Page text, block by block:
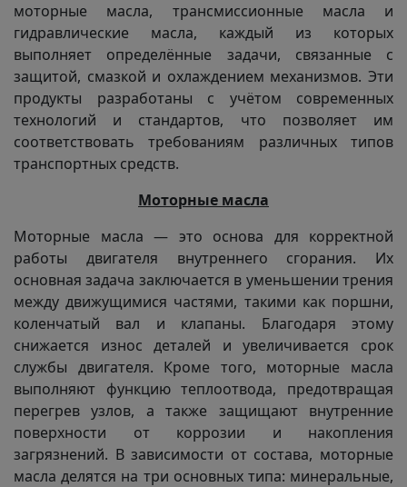
моторные масла, трансмиссионные масла и
гидравлические масла, каждый из которых
выполняет определённые задачи, связанные с
защитой, смазкой и охлаждением механизмов. Эти
продукты разработаны с учётом современных
технологий и стандартов, что позволяет им
соответствовать требованиям различных типов
транспортных средств.
Моторные масла
Моторные масла — это основа для корректной
работы двигателя внутреннего сгорания. Их
основная задача заключается в уменьшении трения
между движущимися частями, такими как поршни,
коленчатый вал и клапаны. Благодаря этому
снижается износ деталей и увеличивается срок
службы двигателя. Кроме того, моторные масла
выполняют функцию теплоотвода, предотвращая
перегрев узлов, а также защищают внутренние
поверхности от коррозии и накопления
загрязнений. В зависимости от состава, моторные
масла делятся на три основных типа: минеральные,